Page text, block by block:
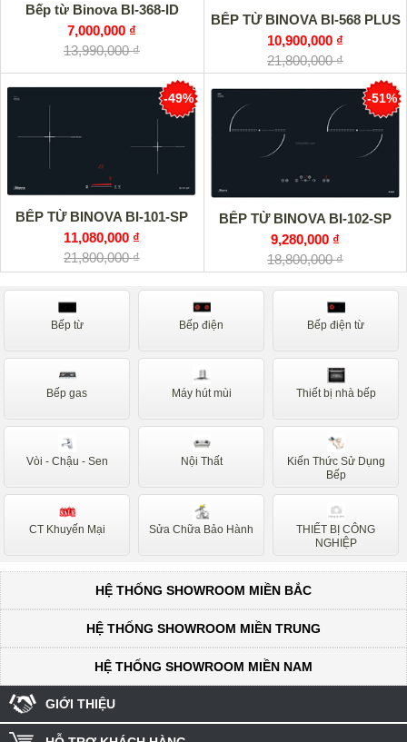
Bếp từ Binova BI-368-ID
7,000,000 ₫
13,990,000 ₫
BẾP TỪ BINOVA BI-568 PLUS
10,900,000 ₫
21,800,000 ₫
BẾP TỪ BINOVA BI-101-SP
11,080,000 ₫
21,800,000 ₫
-49%
BẾP TỪ BINOVA BI-102-SP
9,280,000 ₫
18,800,000 ₫
-51%
Bếp từ Bếp điện Bếp điện từ
Bếp gas Máy hút mùi Thiết bị nhà bếp
Vòi - Chậu - Sen Nội Thất
Kiến Thức Sử Dụng
Bếp
CT Khuyến Mại Sửa Chữa Bảo Hành
THIẾT BỊ CÔNG
NGHIỆP
HỆ THỐNG SHOWROOM MIỀN BẮC
HỆ THỐNG SHOWROOM MIỀN TRUNG
HỆ THỐNG SHOWROOM MIỀN NAM
GIỚI THIỆU